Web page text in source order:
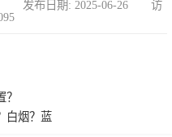
司 发布日期: 2025-06-26 访
白烟？蓝